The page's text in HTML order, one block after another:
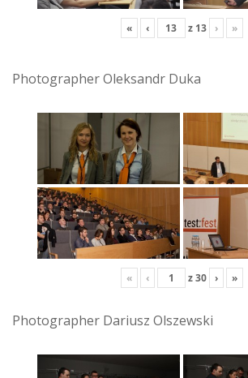
« ‹ z 13 › »
Photographer Oleksandr Duka
« ‹ z30 › »
Photographer Dariusz Olszewski